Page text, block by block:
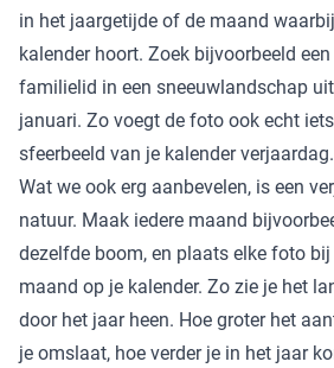
in het jaargetijde of de maand
kalender hoort. Zoek bijvoorbeeld
familielid in een sneeuwlandschap
januari. Zo voegt de foto ook echt
sfeerbeeld van je kalender verjaardag.
Wat we ook erg aanbevelen, is een
natuur. Maak iedere maand
dezelfde boom, en plaats elke foto
maand op je kalender. Zo zie je het
door het jaar heen. Hoe groter het
je omslaat, hoe verder je in het jaar